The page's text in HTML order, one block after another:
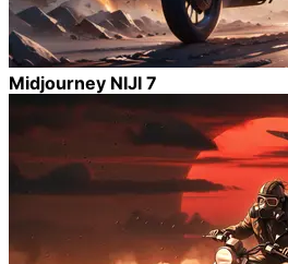
Midjourney NIJI 7